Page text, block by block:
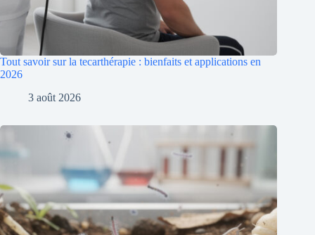
Tout savoir sur la tecarthérapie : bienfaits et applications en
2026
3 août 2026